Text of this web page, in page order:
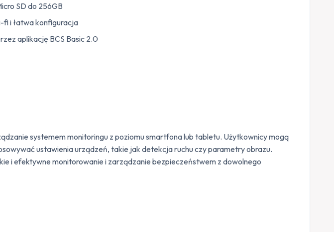
SD do 256GB
fi i łatwa konfiguracja
aplikację BCS Basic 2.0
systemem monitoringu z poziomu smartfona lub tabletu. Użytkownicy mogą
ustawienia urządzeń, takie jak detekcja ruchu czy parametry obrazu.
i efektywne monitorowanie i zarządzanie bezpieczeństwem z dowolnego